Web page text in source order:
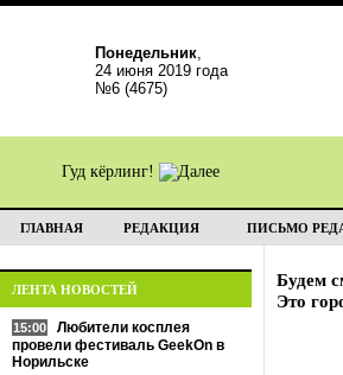
Понедельник,
24 июня 2019 года
№6 (4675)
Гуд кёрлинг!
ГЛАВНАЯ РЕДАКЦИЯ ПИСЬМО
ЛЕНТА НОВОСТЕЙ
15:00
Любители косплея
провели фестиваль GeekOn в
Норильске
Будем
Это